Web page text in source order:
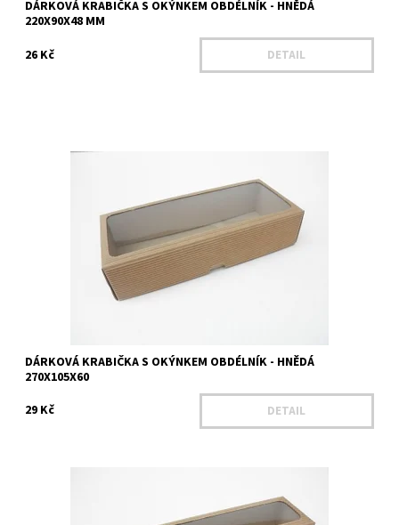
DÁRKOVÁ KRABIČKA S OKÝNKEM OBDÉLNÍK - HNĚDÁ
220X90X48 MM
26 Kč
DETAIL
Délka - 270 mm Šířka - 105 mm Výška - 60 mm Výška víka - 60 mm
Materiál - Mikrovlnná lepenka Barva - hnědá
Na dotaz
25407
DÁRKOVÁ KRABIČKA S OKÝNKEM OBDÉLNÍK - HNĚDÁ
270X105X60
29 Kč
DETAIL
Délka - 270 mm Šířka - 60 mm Výška - 58 mm Výška víka - 58 mm
Materiál - Mikrovlnná lepenka Barva - hnědá